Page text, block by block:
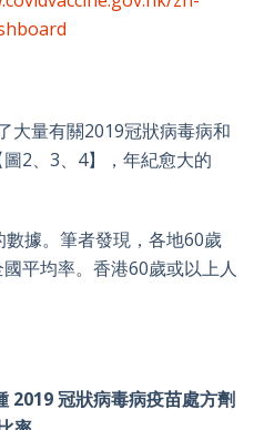
量有關2019冠狀病毒病和
2、3、4】，年紀愈大的
據。筆者發現，各地60歲
平均率。香港60歲或以上人
2019 冠狀病毒病疫苗處方劑